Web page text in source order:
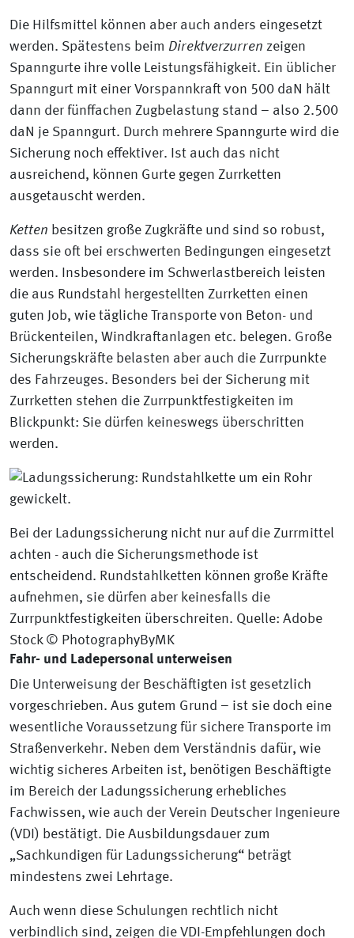
Die Hilfsmittel können aber auch anders eingesetzt
werden. Spätestens beim Direktverzurren zeigen
Spanngurte ihre volle Leistungsfähigkeit. Ein üblicher
Spanngurt mit einer Vorspannkraft von 500 daN hält
dann der fünffachen Zugbelastung stand – also 2.500
daN je Spanngurt. Durch mehrere Spanngurte wird die
Sicherung noch effektiver. Ist auch das nicht
ausreichend, können Gurte gegen Zurrketten
ausgetauscht werden.
Ketten besitzen große Zugkräfte und sind so robust,
dass sie oft bei erschwerten Bedingungen eingesetzt
werden. Insbesondere im Schwerlastbereich leisten
die aus Rundstahl hergestellten Zurrketten einen
guten Job, wie tägliche Transporte von Beton- und
Brückenteilen, Windkraftanlagen etc. belegen. Große
Sicherungskräfte belasten aber auch die Zurrpunkte
des Fahrzeuges. Besonders bei der Sicherung mit
Zurrketten stehen die Zurrpunktfestigkeiten im
Blickpunkt: Sie dürfen keineswegs überschritten
werden.
Bei der Ladungssicherung nicht nur auf die Zurrmittel
achten - auch die Sicherungsmethode ist
entscheidend. Rundstahlketten können große Kräfte
aufnehmen, sie dürfen aber keinesfalls die
Zurrpunktfestigkeiten überschreiten. Quelle: Adobe
Stock © PhotographyByMK
Fahr- und Ladepersonal unterweisen
Die Unterweisung der Beschäftigten ist gesetzlich
vorgeschrieben. Aus gutem Grund – ist sie doch eine
wesentliche Voraussetzung für sichere Transporte im
Straßenverkehr. Neben dem Verständnis dafür, wie
wichtig sicheres Arbeiten ist, benötigen Beschäftigte
im Bereich der Ladungssicherung erhebliches
Fachwissen, wie auch der Verein Deutscher Ingenieure
(VDI) bestätigt. Die Ausbildungsdauer zum
„Sachkundigen für Ladungssicherung“ beträgt
mindestens zwei Lehrtage.
Auch wenn diese Schulungen rechtlich nicht
verbindlich sind, zeigen die VDI-Empfehlungen doch